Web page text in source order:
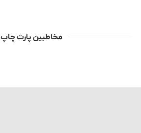
مخاطبین پارت چاپ